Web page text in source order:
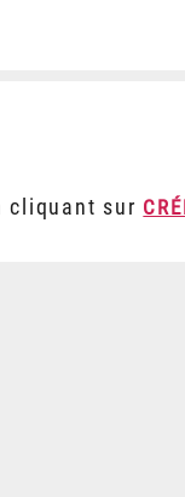
cliquant sur